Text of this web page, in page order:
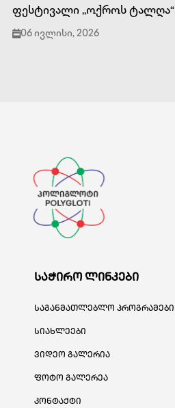
ფესტივალი ,,ოქროს ტალღა“
06 ივლისი, 2026
საჭირო ლინკები
საგანმათლებლო პროგრამები
სიახლეები
ვიდეო გალერია
ფოტო გალერეა
კონტაქტი